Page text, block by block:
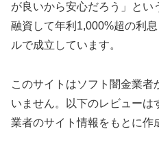
が良いから安心だろう」と
融資して年利1,000%超の利
ルで成立しています。
このサイトはソフト闇金業者
いません。以下のレビューは
業者のサイト情報をもとに作